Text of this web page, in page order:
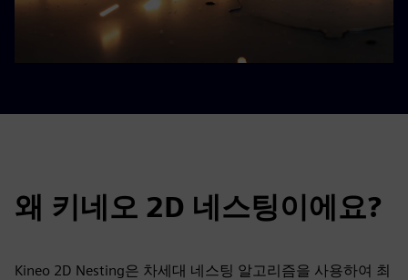
왜 키네오 2D 네스팅이에요?
Kineo 2D Nesting은 차세대 네스팅 알고리즘을 사용하여 최